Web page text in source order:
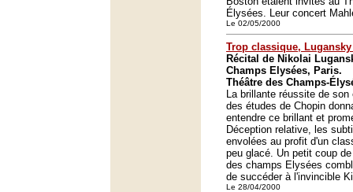
Élysées. Leur concert
Le 02/05/2000
Trop classique,
Récital de Nikolai
Champs Elysées, Paris.
Théâtre des Champs-
La brillante réussite de
des études de Chopin
entendre ce brillant et
Déception relative, les
envolées au profit d'un
peu glacé. Un petit coup
des champs Elysées
de succéder à l'invincible
Le 28/04/2000